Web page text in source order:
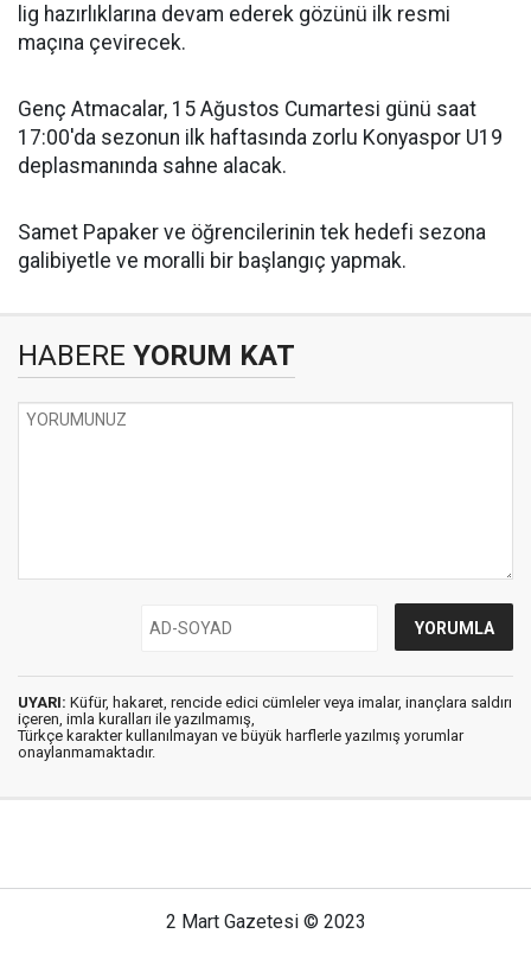
lig hazırlıklarına devam ederek gözünü ilk resmi
maçına çevirecek.
Genç Atmacalar, 15 Ağustos Cumartesi günü saat
17:00'da sezonun ilk haftasında zorlu Konyaspor U19
deplasmanında sahne alacak.
Samet Papaker ve öğrencilerinin tek hedefi sezona
galibiyetle ve moralli bir başlangıç yapmak.
HABERE YORUM KAT
UYARI: Küfür, hakaret, rencide edici cümleler veya imalar, inançlara saldırı
içeren, imla kuralları ile yazılmamış,
Türkçe karakter kullanılmayan ve büyük harflerle yazılmış yorumlar
onaylanmamaktadır.
2 Mart Gazetesi © 2023